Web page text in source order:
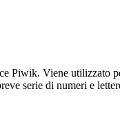
Piwik. Viene
serie di numeri e